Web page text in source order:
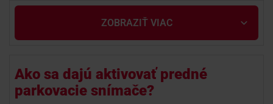
ZOBRAZIŤ VIAC
Ako sa dajú aktivovať predné
parkovacie snímače?